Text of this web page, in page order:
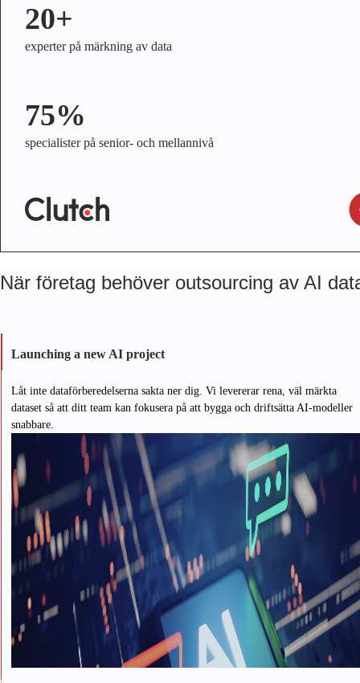
20+
experter på märkning av data
75%
specialister på senior- och mellannivå
När företag behöver outsourcing av AI
Launching a new AI project
Låt inte dataförberedelserna sakta ner dig. Vi levererar rena, väl märkta
dataset så att ditt team kan fokusera på att bygga och driftsätta AI-modeller
snabbare.